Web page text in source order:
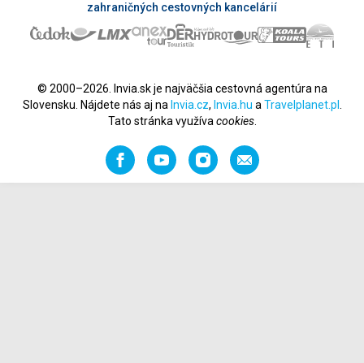
zahraničných cestovných kancelárií
© 2000–2026. Invia.sk je najväčšia cestovná agentúra na
Slovensku. Nájdete nás aj na Invia.cz, Invia.hu a Travelplanet.pl
Tato stránka využíva cookies.
FacebookYouTubeInstagramOdporučiť